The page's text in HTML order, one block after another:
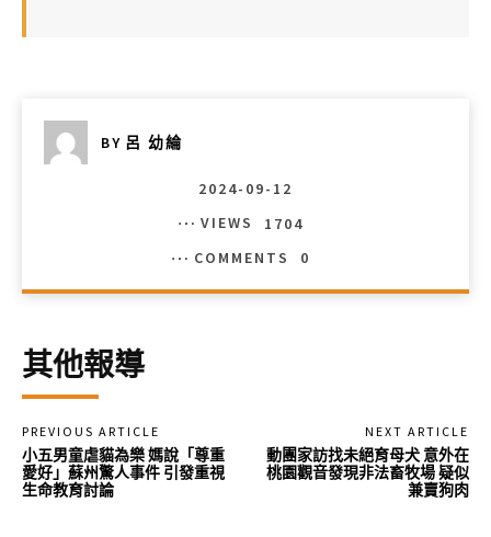
BY 呂 幼綸
2024-09-12
VIEWS
1704
COMMENTS
0
其他報導
PREVIOUS ARTICLE
小五男童虐貓為樂 媽說「尊重
愛好」蘇州驚人事件 引發重視
生命教育討論
NEXT ARTICLE
動團家訪找未絕育母犬 意外在
桃園觀音發現非法畜牧場 疑似
兼賣狗肉